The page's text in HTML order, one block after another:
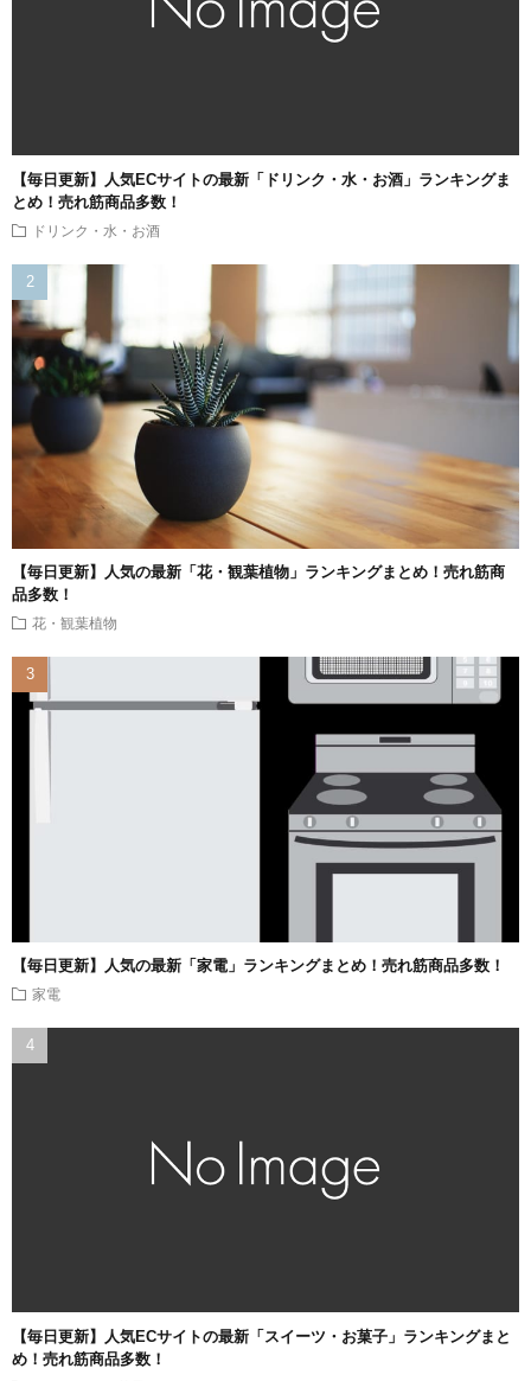
【毎日更新】人気ECサイトの最新「ドリンク・水・お酒」ランキングま
とめ！売れ筋商品多数！
ドリンク・水・お酒
【毎日更新】人気の最新「花・観葉植物」ランキングまとめ！売れ筋商
品多数！
花・観葉植物
【毎日更新】人気の最新「家電」ランキングまとめ！売れ筋商品多数！
家電
【毎日更新】人気ECサイトの最新「スイーツ・お菓子」ランキングまと
め！売れ筋商品多数！